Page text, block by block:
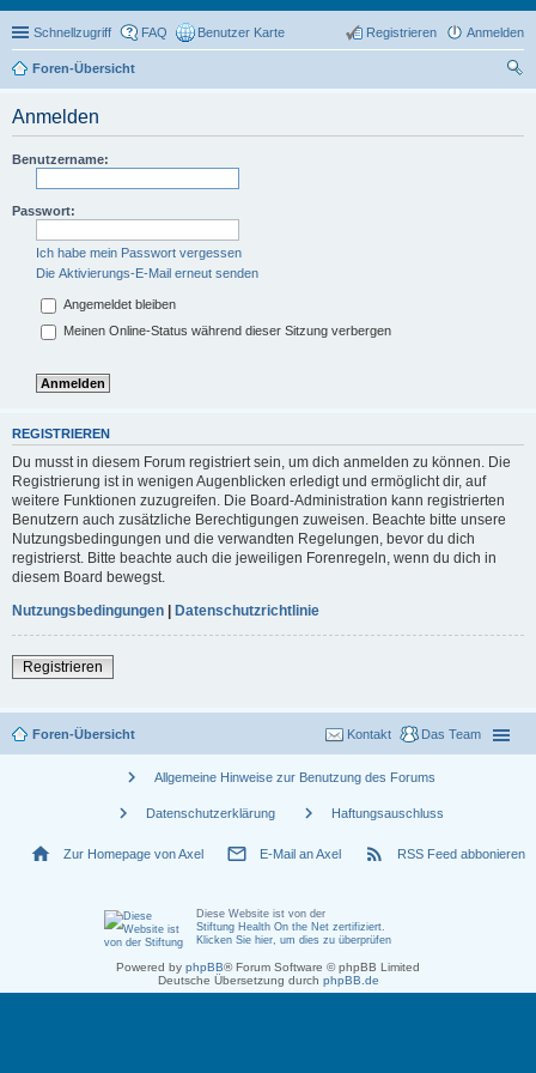
Schnellzugriff FAQ Benutzer Karte Anmelden
Registrieren
Foren-Übersicht
Anmelden
Benutzername:
Passwort:
Ich habe mein Passwort vergessen
Die Aktivierungs-E-Mail erneut senden
Angemeldet bleiben
Meinen Online-Status während dieser Sitzung verbergen
REGISTRIEREN
Du musst in diesem Forum registriert sein, um dich anmelden zu können. Die
Registrierung ist in wenigen Augenblicken erledigt und ermöglicht dir, auf
weitere Funktionen zuzugreifen. Die Board-Administration kann registrierten
Benutzern auch zusätzliche Berechtigungen zuweisen. Beachte bitte unsere
Nutzungsbedingungen und die verwandten Regelungen, bevor du dich
registrierst. Bitte beachte auch die jeweiligen Forenregeln, wenn du dich in
diesem Board bewegst.
Nutzungsbedingungen | Datenschutzrichtlinie
Registrieren
Foren-Übersicht Das Team
Kontakt
chevron_right Allgemeine Hinweise zur Benutzung des Forums
chevron_right Datenschutzerklärung chevron_right Haftungsauschluss
home Zur Homepage von Axel mail_outline E-Mail an Axel rss_feed RSS Feed abbonieren
Diese Website ist von der
Stiftung Health On the Net zertifiziert
Klicken Sie hier, um dies zu überprüfen
Powered by phpBB® Forum Software © phpBB Limited
Deutsche Übersetzung durch phpBB.de